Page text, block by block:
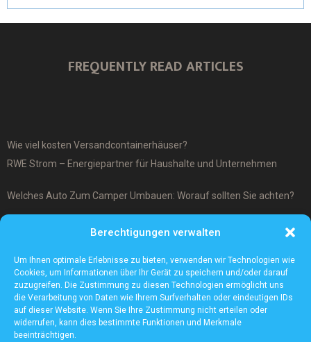
Berechtigungen verwalten
Um Ihnen optimale Erlebnisse zu bieten, verwenden wir Technologien wie
Cookies, um Informationen über Ihr Gerät zu speichern und/oder darauf
zuzugreifen. Die Zustimmung zu diesen Technologien ermöglicht uns
die Verarbeitung von Daten wie Ihrem Surfverhalten oder eindeutigen IDs
auf dieser Website. Wenn Sie Ihre Zustimmung nicht erteilen oder
widerrufen, kann dies bestimmte Funktionen und Merkmale
beeinträchtigen.
FREQUENTLY READ ARTICLES
Wie viel kosten Versandcontainerhäuser?
RWE Strom – Energiepartner für Haushalte und Unternehmen
Welches Auto Zum Camper Umbauen: Worauf sollten Sie achten?
Was ist ein Cover-Up Tattoo?
Was macht ein Architekturmodellbauer?